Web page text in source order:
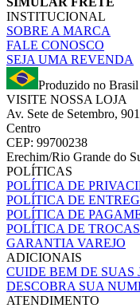
INSTITUCIONAL
SOBRE A MARCA
FALE CONOSCO
SEJA UMA REVENDA
Produzido no Brasil
VISITE NOSSA LOJA
Av. Sete de Setembro, 901
Centro
CEP: 99700238
Erechim/Rio Grande do
POLÍTICAS
POLÍTICA DE
POLÍTICA DE
POLÍTICA DE
POLÍTICA DE
GARANTIA VAREJO
ADICIONAIS
CUIDE BEM DE SUAS
DESCOBRA SUA
ATENDIMENTO